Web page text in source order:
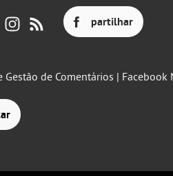
partilhar
Gestão de Comentários | Facebook